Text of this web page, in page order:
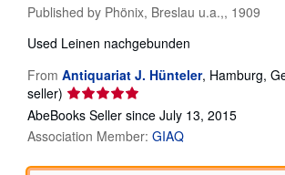
Published by Phönix, Breslau u.a.,, 1909
Used Leinen nachgebunden
From Antiquariat J. Hünteler, Hamburg,
seller) Seller
rating
out
of
AbeBooks Seller since July 13, 2015
Association Member: GIAQ